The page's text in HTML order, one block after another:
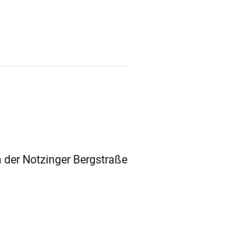
Notzinger Bergstraße